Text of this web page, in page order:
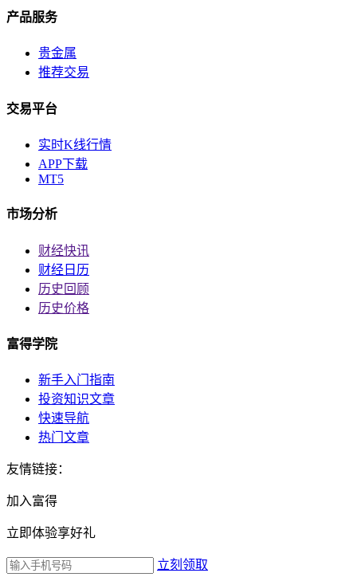
产品服务
贵金属
推荐交易
交易平台
实时K线行情
APP下载
MT5
市场分析
财经快讯
财经日历
历史回顾
历史价格
富得学院
新手入门指南
投资知识文章
快速导航
热门文章
友情链接：
加入富得
立即体验享好礼
立刻领取